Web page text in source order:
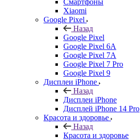
Смартфоны
Xiaomi
Google Pixel
Назад
Google Pixel
Google Pixel 6A
Google Pixel 7А
Google Pixel 7 Pro
Google Pixel 9
Дисплеи iPhone
Назад
Дисплеи iPhone
Дисплей iPhone 14 Pro
Красота и здоровье
Назад
Красота и здоровье